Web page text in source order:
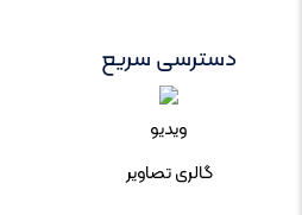
دسترسی سریع
ویدیو
گالری تصاویر